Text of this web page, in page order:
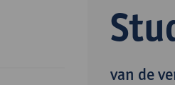
van de